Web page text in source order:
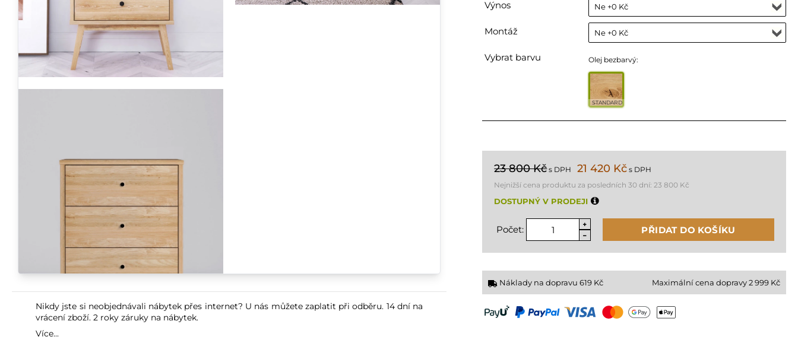
Nikdy jste si neobjednávali nábytek přes internet? U nás můžete zaplatit při odběru. 14 dní na
vrácení zboží. 2 roky záruky na nábytek.
Více...
Výnos
Montáž
Vybrat barvu Olej bezbarvý:
STANDARD
23 800 Kč s DPH 21 420 Kč s DPH
Nejnižší cena produktu za posledních 30 dní:23 800 Kč
DOSTUPNÝ V PRODEJI
Počet: PŘIDAT DO KOŠÍKU
Náklady na dopravu619 Kč Maximální cena dopravy 2 999 Kč